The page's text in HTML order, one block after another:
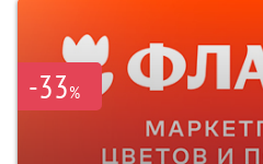
-33%